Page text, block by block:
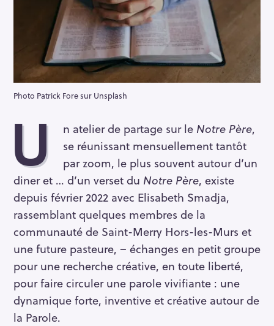
Photo Patrick Fore sur Unsplash
U n atelier de partage sur le Notre Père,
se réunissant mensuellement tantôt
par zoom, le plus souvent autour d’un
diner et … d’un verset du Notre Père, existe
depuis février 2022 avec Elisabeth Smadja,
rassemblant quelques membres de la
communauté de Saint-Merry Hors-les-Murs et
une future pasteure, – échanges en petit groupe
pour une recherche créative, en toute liberté,
pour faire circuler une parole vivifiante : une
dynamique forte, inventive et créative autour de
la Parole.